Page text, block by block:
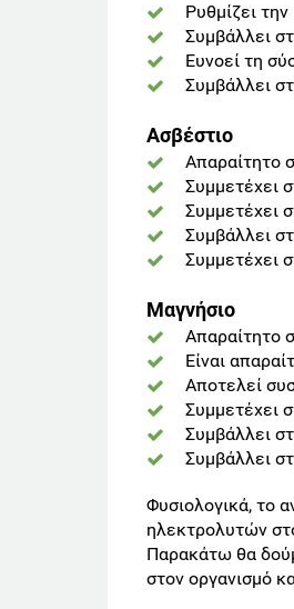
Ρυθμίζει
Συμβάλλει
Ευνοεί τη
Συμβάλλει
Ασβέστιο
Απαραίτητο
Συμμετέχει
Συμμετέχει
Συμβάλλει
Συμμετέχει
Μαγνήσιο
Απαραίτητο
Είναι
Αποτελεί
Συμμετέχει
Συμβάλλει
Συμβάλλει
Φυσιολογικά, το
ηλεκτρολυτών
Παρακάτω θα
στον οργανισμό